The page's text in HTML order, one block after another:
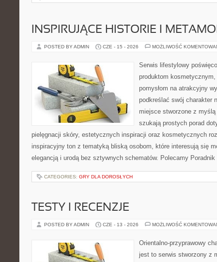
INSPIRUJĄCE HISTORIE I
POSTED BY ADMIN CZE - 15 - 2026 MOŻLIWOŚĆ
Serwis lifestylowy
produktom
pomysłom na atrakcyjny
podkreślać swój charakter
miejsce stworzone z
szukają prostych porad
pielęgnacji skóry, estetycznych inspiracji oraz kosmetycznych
inspiracyjny ton z tematyką bliską osobom, które interesują się
elegancją i urodą bez sztywnych schematów. Polecamy
CATEGORIES: GRY DLA DOROSŁYCH
TESTY I RECENZJE
POSTED BY ADMIN CZE - 13 - 2026 MOŻLIWOŚĆ
Orientalno-przyprawowy
jest to serwis stworzony z